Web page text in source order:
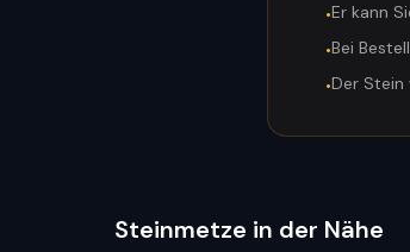
•Er kann
•Bei
•Der
Steinmetze in der Nähe